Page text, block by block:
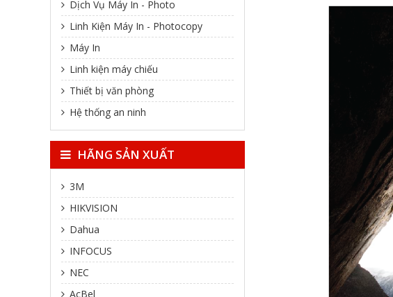
Dịch Vụ Máy In - Photo
Linh Kiện Máy In - Photocopy
Máy In
Linh kiện máy chiếu
Thiết bị văn phòng
Hệ thống an ninh
HÃNG SẢN XUẤT
3M
HIKVISION
Dahua
INFOCUS
NEC
AcBel